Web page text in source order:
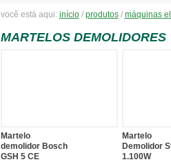
você está aqui: início/ produtos/ máquinas
MARTELOS DEMOLIDORES
Martelo
demolidor Bosch
GSH 5 CE
Martelo
Demolidor
1.100W